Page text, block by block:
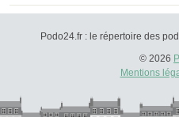
Podo24.fr : le répertoire des
© 2026
Mentions